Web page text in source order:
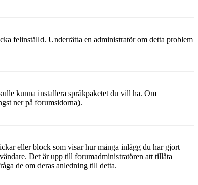
felinställd. Underrätta en administratör om detta problem
kunna installera språkpaketet du vill ha. Om
ner på forumsidorna).
eller block som visar hur många inlägg du har gjort
Det är upp till forumadministratören att tillåta
de om deras anledning till detta.